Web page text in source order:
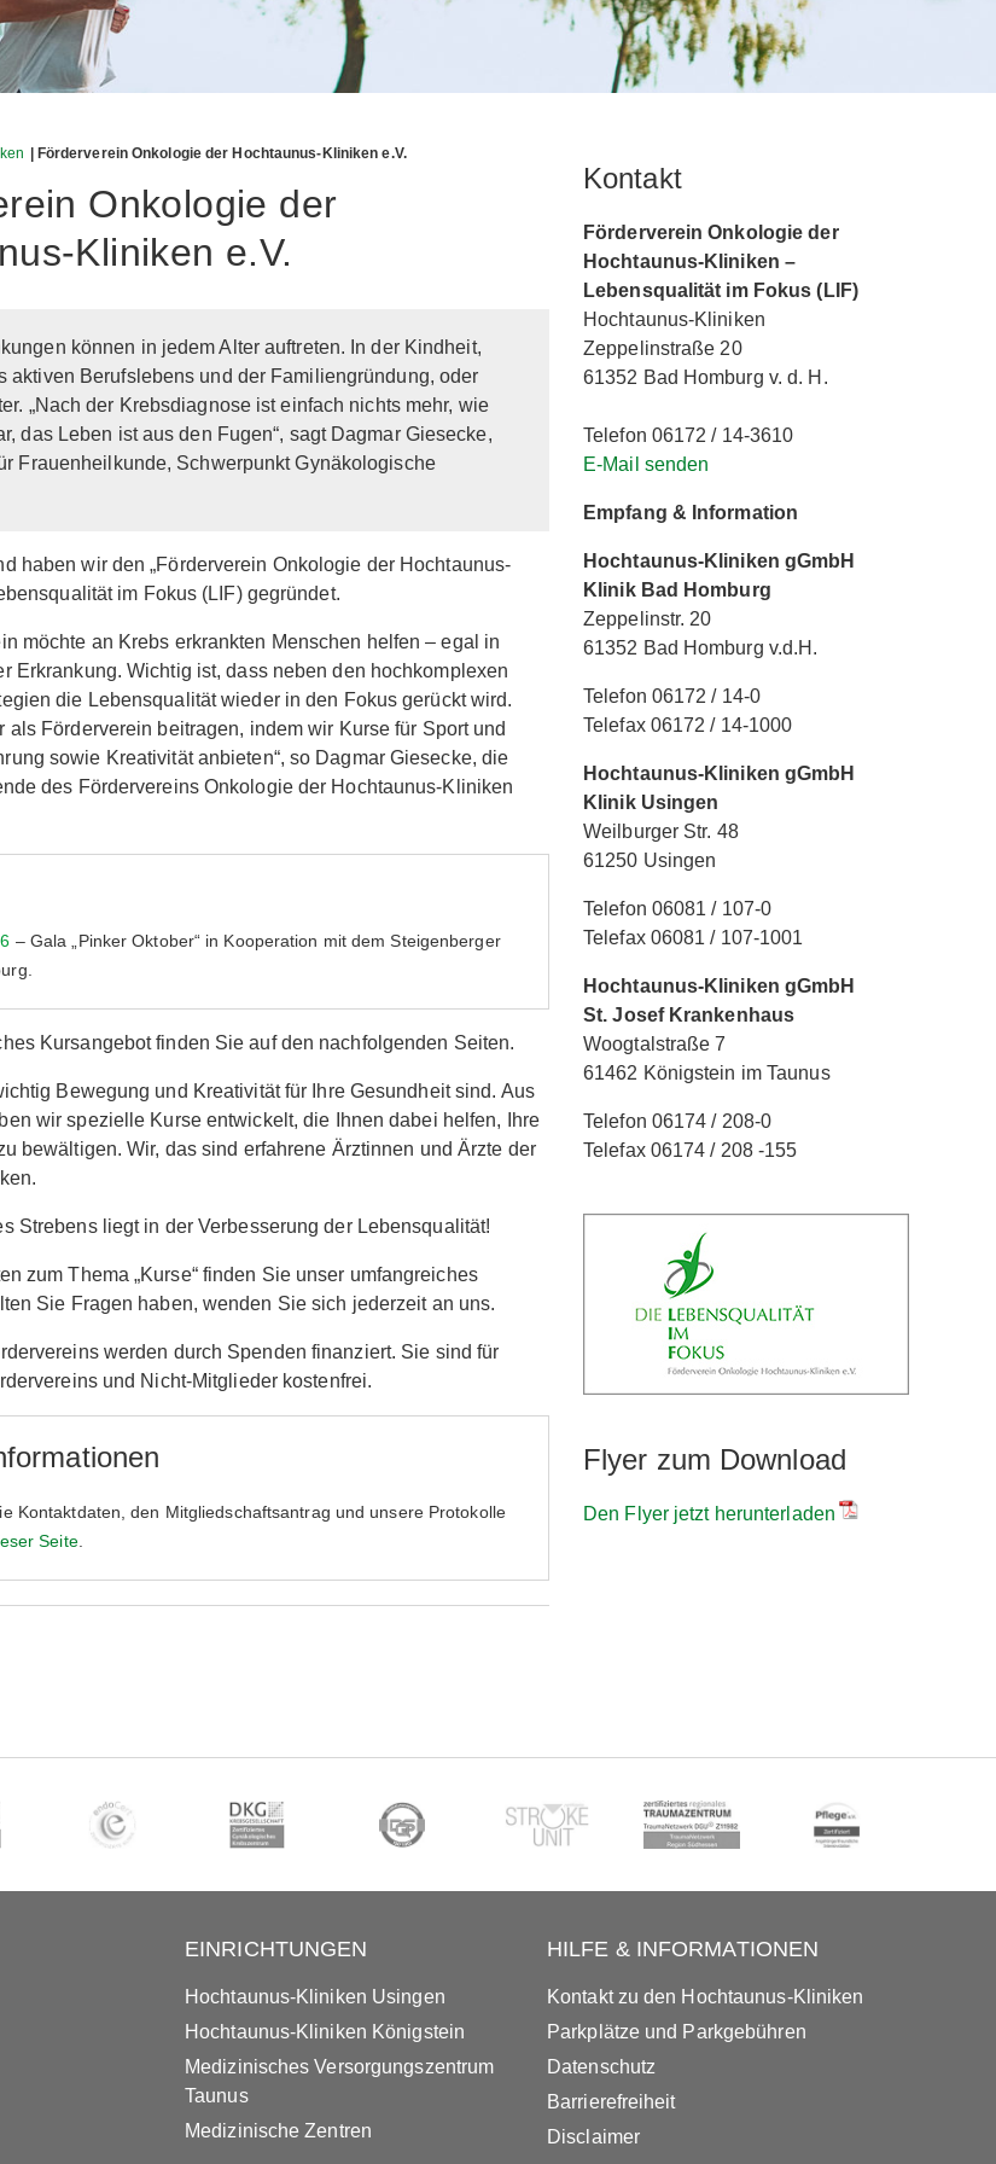
| Förderverein Onkologie der Hochtaunus-Kliniken e.V.
Onkologie der
Kliniken e.V.
können in jedem Alter auftreten. In der Kindheit,
aktiven Berufslebens und der Familiengründung, oder
„Nach der Krebsdiagnose ist einfach nichts mehr, wie
das Leben ist aus den Fugen“, sagt Dagmar Giesecke,
Frauenheilkunde, Schwerpunkt Gynäkologische
haben wir den „Förderverein Onkologie der Hochtaunus-
im Fokus (LIF) gegründet.
möchte an Krebs erkrankten Menschen helfen – egal in
Erkrankung. Wichtig ist, dass neben den hochkomplexen
die Lebensqualität wieder in den Fokus gerückt wird.
als Förderverein beitragen, indem wir Kurse für Sport und
sowie Kreativität anbieten“, so Dagmar Giesecke, die
des Fördervereins Onkologie der Hochtaunus-Kliniken
– Gala „Pinker Oktober“ in Kooperation mit dem Steigenberger
Kursangebot finden Sie auf den nachfolgenden Seiten.
Bewegung und Kreativität für Ihre Gesundheit sind. Aus
wir spezielle Kurse entwickelt, die Ihnen dabei helfen, Ihre
bewältigen. Wir, das sind erfahrene Ärztinnen und Ärzte der
Strebens liegt in der Verbesserung der Lebensqualität!
zum Thema „Kurse“ finden Sie unser umfangreiches
Sie Fragen haben, wenden Sie sich jederzeit an uns.
werden durch Spenden finanziert. Sie sind für
und Nicht-Mitglieder kostenfrei.
Kontaktdaten, den Mitgliedschaftsantrag und unsere Protokolle
Seite.
Kontakt
Förderverein Onkologie der
Hochtaunus-Kliniken –
Lebensqualität im Fokus (LIF)
Hochtaunus-Kliniken
Zeppelinstraße 20
61352 Bad Homburg v. d. H.
Telefon 06172 / 14-3610
E-Mail senden
Empfang & Information
Hochtaunus-Kliniken gGmbH
Klinik Bad Homburg
Zeppelinstr. 20
61352 Bad Homburg v.d.H.
Telefon 06172 / 14-0
Telefax 06172 / 14-1000
Hochtaunus-Kliniken gGmbH
Klinik Usingen
Weilburger Str. 48
61250 Usingen
Telefon 06081 / 107-0
Telefax 06081 / 107-1001
Hochtaunus-Kliniken gGmbH
St. Josef Krankenhaus
Woogtalstraße 7
61462 Königstein im Taunus
Telefon 06174 / 208-0
Telefax 06174 / 208 -155
Flyer zum Download
Den Flyer jetzt herunterladen
EINRICHTUNGEN
Hochtaunus-Kliniken Usingen
Hochtaunus-Kliniken Königstein
Medizinisches Versorgungszentrum
Taunus
Medizinische Zentren
HILFE & INFORMATIONEN
Kontakt zu den Hochtaunus-Kliniken
Parkplätze und Parkgebühren
Datenschutz
Barrierefreiheit
Disclaimer